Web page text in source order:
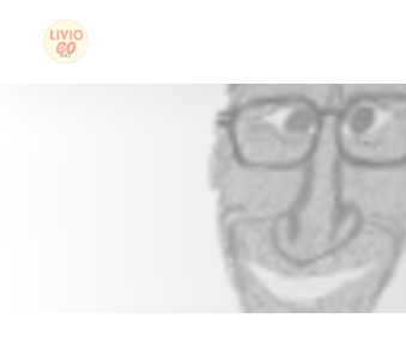
Personalización de sus opciones de cookies